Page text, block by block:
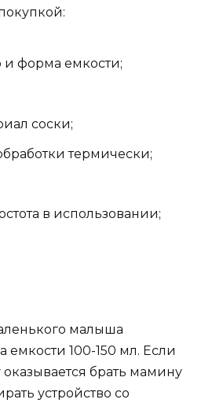
и форма емкости;
соски;
термически;
в использовании;
малыша
емкости 100-150 мл. Если
брать мамину
устройство со